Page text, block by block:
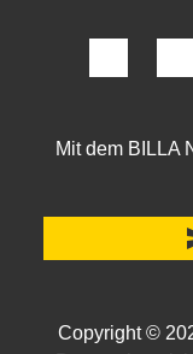
Mit dem BILLA
Copyright ©